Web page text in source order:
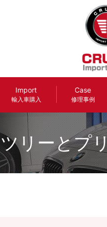
Import
輸入車購入
Case
修理事例
ツリーとプ